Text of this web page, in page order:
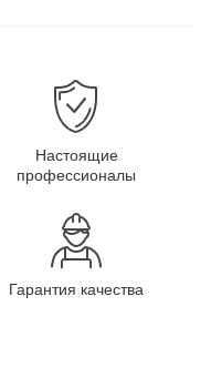
Настоящие
профессионалы
Гарантия качества